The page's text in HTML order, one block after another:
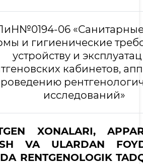
06
и гигиенические
устройству и
кабинетов,
исследований»
XONALARI,
VA ULARDAN
RENTGENOLOGIK